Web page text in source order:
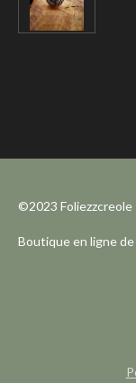
©2023 Foliezzcreole
Boutique en ligne